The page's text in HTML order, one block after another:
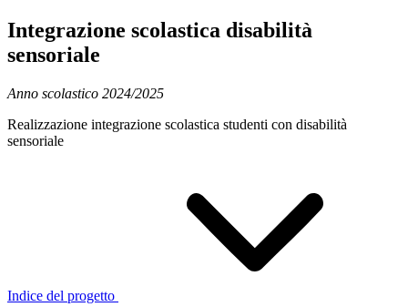
Integrazione scolastica disabilità
sensoriale
Anno scolastico 2024/2025
Realizzazione integrazione scolastica studenti con disabilità
sensoriale
Indice del progetto